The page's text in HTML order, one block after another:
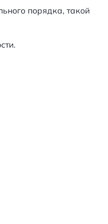
порядка, такой